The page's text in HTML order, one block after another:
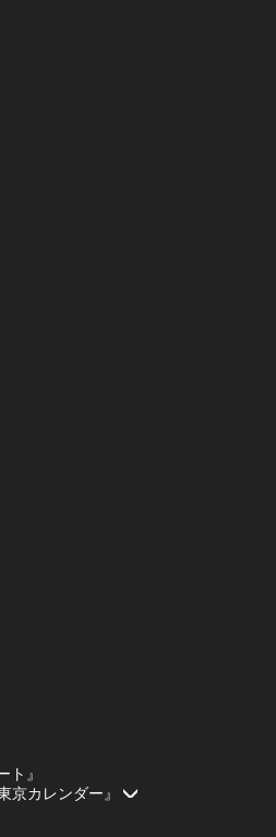
』
京カレンダー』